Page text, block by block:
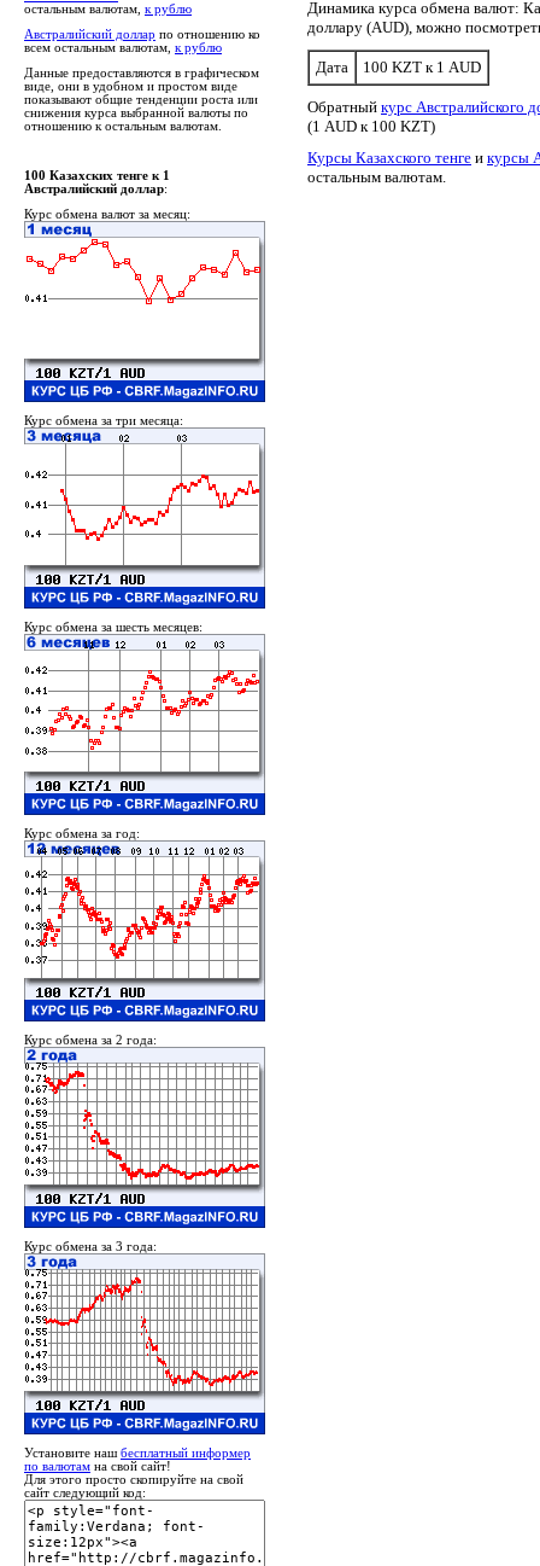
остальным валютам, к рублю
Австралийский доллар по отношению ко
всем остальным валютам, к рублю
Данные предоставляются в графическом
виде, они в удобном и простом виде
показывают общие тенденции роста или
снижения курса выбранной валюты по
отношению к остальным валютам.
Динамика курса обмена валют:
доллару (AUD), можно
Дата 100 KZT к 1 AUD
Обратный курс Австралийского
(1 AUD к 100 KZT)
Курсы Казахского тенге и курсы
остальным валютам.
100 Казахских тенге к 1
Австралийский доллар:
Курс обмена валют за месяц:
Курс обмена за три месяца:
Курс обмена за шесть месяцев:
Курс обмена за год:
Курс обмена за 2 года:
Курс обмена за 3 года:
Установите наш бесплатный информер
по валютам на свой сайт!
Для этого просто скопируйте на свой
сайт следующий код: